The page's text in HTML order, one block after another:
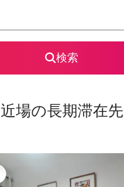
検索
近場の長期滞在先